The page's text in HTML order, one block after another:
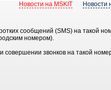
Новости
Новости на MSKIT
сообщений (SMS) на такой
номером).
совершении звонков на такой